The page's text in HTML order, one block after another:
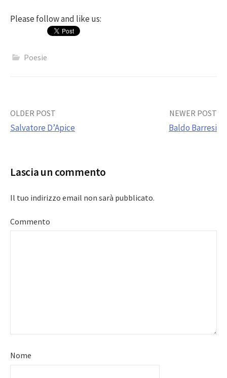
Please follow and like us:
Poesie
Post
OLDER POST
Salvatore D’Apice
NEWER POST
Baldo Barresi
Lascia un commento
Il tuo indirizzo email non sarà pubblicato.
Commento
Nome